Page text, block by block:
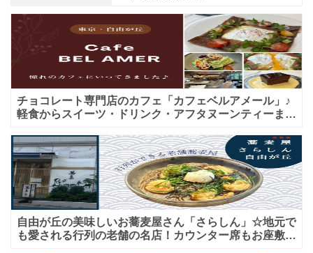
チョコレート専門店のカフェ「カフェベルアメール」♪
軽食からスイーツ・ドリンク・アフタヌーンティーまで
自由が丘の美味しいお蕎麦屋さん「さらしん」☆地元で
も愛される行列の老舗の名店！カウンター席もお座敷も